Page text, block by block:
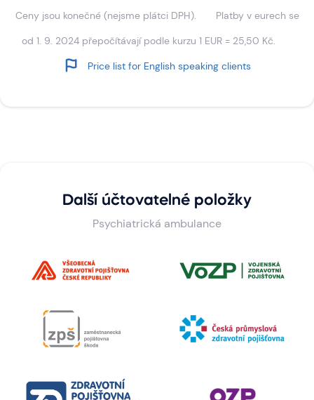
Ceny jsou konečné (nejsme plátci DPH).
Platby v eurech se
od 1. 9. 2024 přepočítávají podle kurzu 1 EUR = 25,50 Kč.
Price list for English speaking clients
Další účtovatelné položky
Psychiatrická ambulance